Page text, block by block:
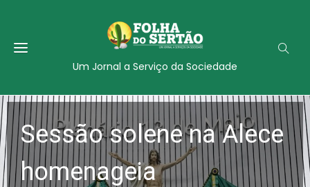
Um Jornal a Serviço da Sociedade
Sessão solene na Alece
homenageia